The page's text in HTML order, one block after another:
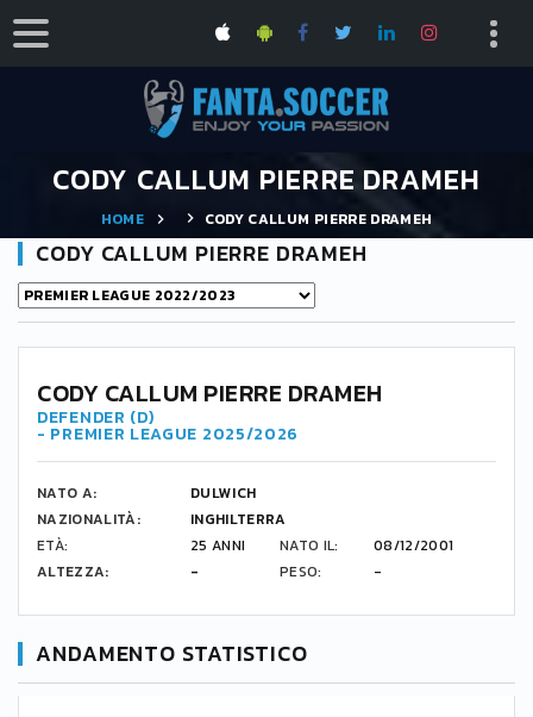
CODY CALLUM PIERRE DRAMEH
HOME CODY CALLUM PIERRE DRAMEH
CODY CALLUM PIERRE DRAMEH
CODY CALLUM PIERRE DRAMEH
DEFENDER (D)
- PREMIER LEAGUE 2025/2026
NATO A:
DULWICH
NAZIONALITÀ:
INGHILTERRA
ETÀ:
25 ANNI NATO IL:
08/12/2001
ALTEZZA:
- PESO: -
ANDAMENTO STATISTICO